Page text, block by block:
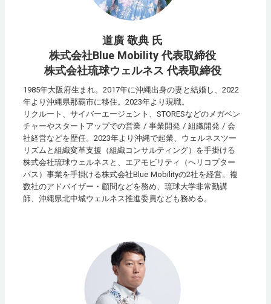
道廣 敬典 氏
株式会社Blue Mobility 代表取締役
株式会社琉球ウェルネス 代表取締役
1985年大阪府生まれ。2017年に沖縄出身の妻と結婚し、2022
年より沖縄県那覇市に移住。2023年より現職。
リクルート、サイバーエージェント、STORESなどのメガベン
チャーやスタートアップでの営業 / 事業開発 / 組織開発 / 会
社経営などを歴任。2023年より沖縄で起業、ウェルネスツー
リズムと組織変革支援（組織コンサルティング）を手掛ける
株式会社琉球ウェルネスと、エアモビリティ（ヘリコプター
バス）事業を手掛ける株式会社Blue Mobilityの2社を経営。複
数社のアドバイザー・顧問などを務め、琉球大学非常勤講
師、沖縄県北中城ウェルネス推進委員なども務める。